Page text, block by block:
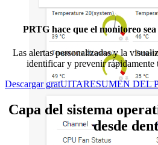
PRTG hace que el monitoreo
Las alertas personalizadas y la
identificar y prevenir rápidamente
Descargar gratUITARESUMEN DEL
Capa del sistema
desde